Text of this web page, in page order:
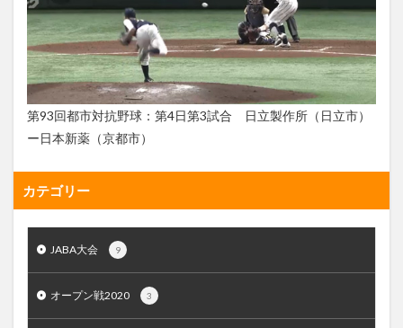
第93回都市対抗野球：第4日第3試合 日立製作所（日立市）
ー日本新薬（京都市）
カテゴリー
JABA大会 9
オープン戦2020 3